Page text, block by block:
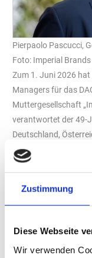
Zustimmung
Diese Webseite
Wir verwenden
Pierpaolo Pascucci,
Foto: Imperial Brands
Zum 1. Juni 2026 hat
Managers für das
Muttergesellschaft
verantwortet der 49-
Deutschland,
den Vorsitz des
Pascucci folgt auf
Nordics tätig. In